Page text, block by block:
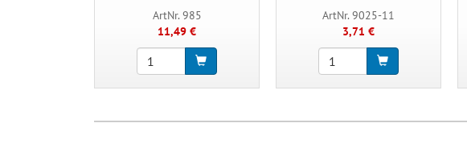
ArtNr. 985
11,49 €
ArtNr. 9025-11
3,71 €